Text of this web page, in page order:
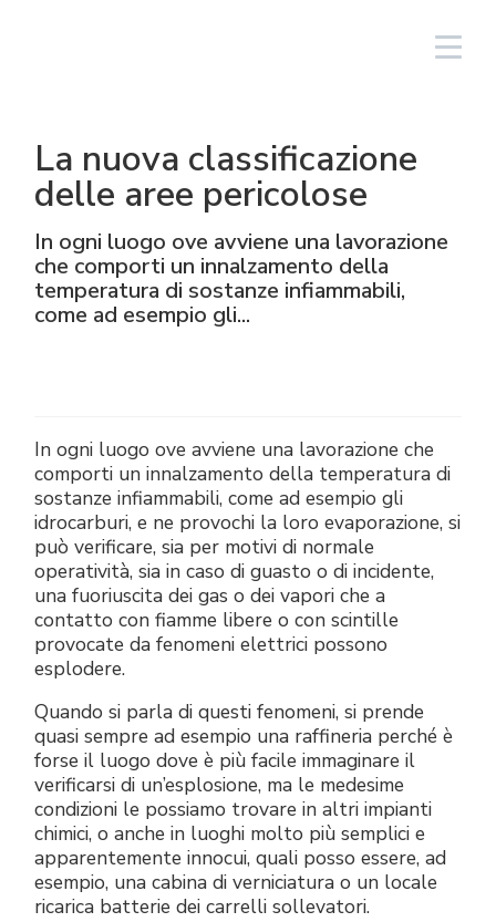
La nuova classificazione
delle aree pericolose
In ogni luogo ove avviene una lavorazione
che comporti un innalzamento della
temperatura di sostanze infiammabili,
come ad esempio gli...
In ogni luogo ove avviene una lavorazione che
comporti un innalzamento della temperatura di
sostanze infiammabili, come ad esempio gli
idrocarburi, e ne provochi la loro evaporazione, si
può verificare, sia per motivi di normale
operatività, sia in caso di guasto o di incidente,
una fuoriuscita dei gas o dei vapori che a
contatto con fiamme libere o con scintille
provocate da fenomeni elettrici possono
esplodere.
Quando si parla di questi fenomeni, si prende
quasi sempre ad esempio una raffineria perché è
forse il luogo dove è più facile immaginare il
verificarsi di un’esplosione, ma le medesime
condizioni le possiamo trovare in altri impianti
chimici, o anche in luoghi molto più semplici e
apparentemente innocui, quali posso essere, ad
esempio, una cabina di verniciatura o un locale
ricarica batterie dei carrelli sollevatori.
Illuminazione
Lineari
High Bay e Low Bay
Proiettori
Cassette
Alluminio
Acciaio Inox
GRP
Pressacavi e connettori
NAV
NAVP
NAVB
Comando e controllo
Raccorderia elettrica
Green energy Ex
Sistemi fotovoltaici
Aspiratori
Serie stagna
Tutti i prodotti
Istruzioni Tecniche
Oil & gas
Chimico-Farmaceutico
Minerario
Traditional Energy
Green Energy
Il Gruppo
Cortem Elfit South East Asia
Cortem Gulf
PEX - Protection Ex
Marchi
Elfit
Ambiente
Politica aziendale
Lavora con noi
Diventa nostro distributore
Reference list
Certificati aziendali
Interviste e stampa
Gallery e video
Stabilimenti e Uffici
Realizzazioni speciali
Il processo produttivo
Rete vendita Italia
Rete vendita estero
Supporto